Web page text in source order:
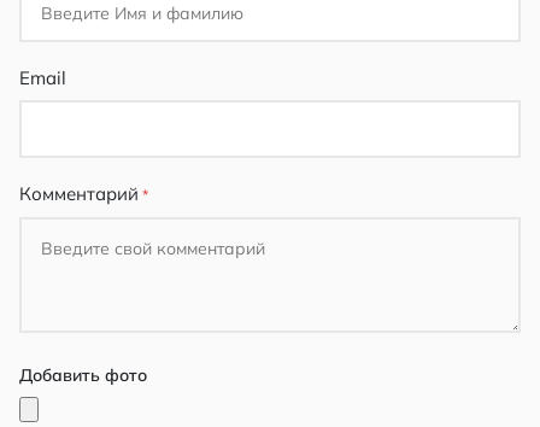
Email
Комментарий
Добавить фото